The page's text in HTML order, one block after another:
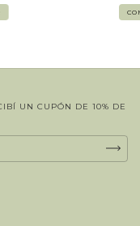
UN CUPÓN DE 10% DE